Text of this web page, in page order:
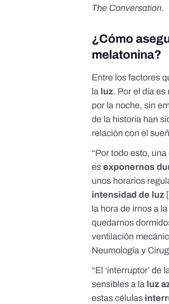
The Conversation.
¿Cómo
melatonina?
Entre los factores
la luz. Por el día
por la noche, sin
de la historia han
relación con el
“Por todo esto,
esexponernos
unos horarios
intensidad de luz
la hora de irnos a
quedarnos
ventilación
Neumología y
“El ‘interruptor’
sensibles a la luz
estas células